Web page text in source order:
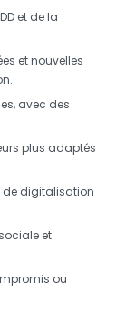
et de la
et nouvelles
avec des
plus adaptés
de digitalisation
et
ou